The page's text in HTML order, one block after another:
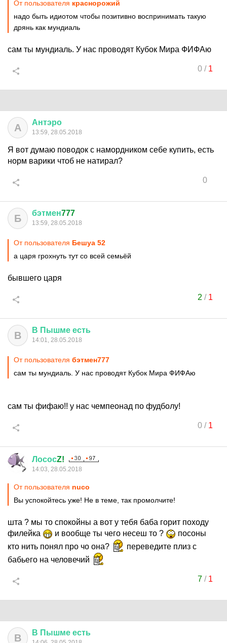
От пользователя краснорожий
надо быть идиотом чтобы позитивно воспринимать такую
дрянь как мундиаль
сам ты мундиаль. У нас проводят Кубок Мира ФИФАю
0/ 1
А Антэро
13:59, 28.05.2018
Я вот думаю поводок с намордником себе купить, есть
норм варики чтоб не натирал?
0
Б бэтмен777
13:59, 28.05.2018
От пользователя Бешуа 52
а царя грохнуть тут со всей семьёй
бывшего царя
2 / 1
В В Пышме есть
14:01, 28.05.2018
От пользователя бэтмен777
сам ты мундиаль. У нас проводят Кубок Мира ФИФАю
сам ты фифаю!! у нас чемпеонад по фудболу!
0/ 1
ЛососZ!
14:03, 28.05.2018
От пользователя nuco
Вы успокойтесь уже! Не в теме, так промолчите!
шта ? мы то спокойны а вот у тебя баба горит походу
филейка
и вообще ты чего несеш то ?
посоны
кто нить понял про чо она?
переведите плиз с
бабьего на человечий
7/ 1
В В Пышме есть